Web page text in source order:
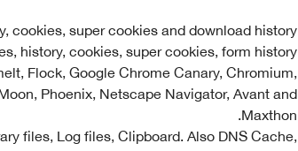
cookies, super cookies and download history.
history, cookies, super cookies, form history.
Flock, Google Chrome Canary, Chromium,
Phoenix, Netscape Navigator, Avant and
Maxthon.
files, Log files, Clipboard. Also DNS Cache,